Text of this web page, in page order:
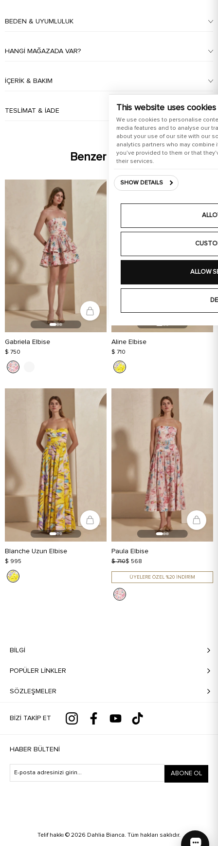
This website uses cookies
We use cookies to personalise
media features and to analyse our
about your use of our site with our
analytics partners who may
you’ve provided to them or that
their services.
SHOW DETAILS
ALLOW
BEDEN & UYUMLULUK
HANGI MAĞAZADA VAR?
İÇERIK & BAKIM
TESLIMAT & İADE
Benzer Ürünler
Gabriela Elbise
$ 750
Aline Elbise
$ 710
Blanche Uzun Elbise
$ 995
Paula Elbise
$ 710$ 568
ÜYELERE ÖZEL %20 İNDİRİM
BILGI
POPÜLER LİNKLER
SÖZLEŞMELER
BIZI TAKIP ET
HABER BÜLTENI
ABONE OL
Telif hakkı © 2026 Dahlia Bianca. Tüm hakları saklıdır.